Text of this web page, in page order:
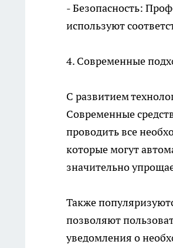
- Безопасность:
используют
4. Современные
С развитием
Современные
проводить все
которые могут
значительно
Также
позволяют
уведомления о